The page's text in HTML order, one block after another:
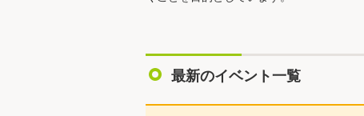
最新のイベント一覧